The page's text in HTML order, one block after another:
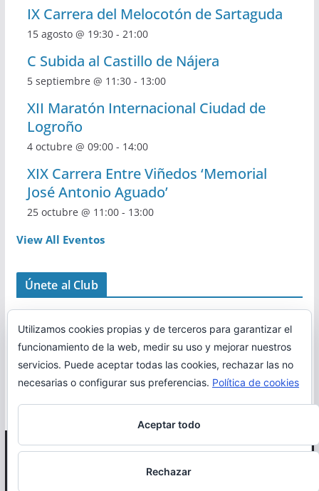
IX Carrera del Melocotón de Sartaguda
15 agosto @ 19:30- 21:00
C Subida al Castillo de Nájera
5 septiembre @ 11:30- 13:00
XII Maratón Internacional Ciudad de
Logroño
4 octubre @ 09:00- 14:00
XIX Carrera Entre Viñedos ‘Memorial
José Antonio Aguado’
25 octubre @ 11:00- 13:00
View All Eventos
Únete al Club
Correr en La Rioja
Utilizamos cookies propias y de terceros para garantizar el
funcionamiento de la web, medir su uso y mejorar nuestros
servicios. Puede aceptar todas las cookies, rechazar las no
necesarias o configurar sus preferencias. Política de cookies
Aceptar todo
Rechazar